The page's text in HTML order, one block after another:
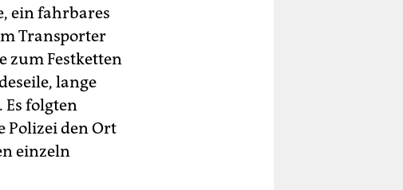
ein fahrbares
Transporter
zum Festketten
lange
folgten
Polizei den Ort
einzeln